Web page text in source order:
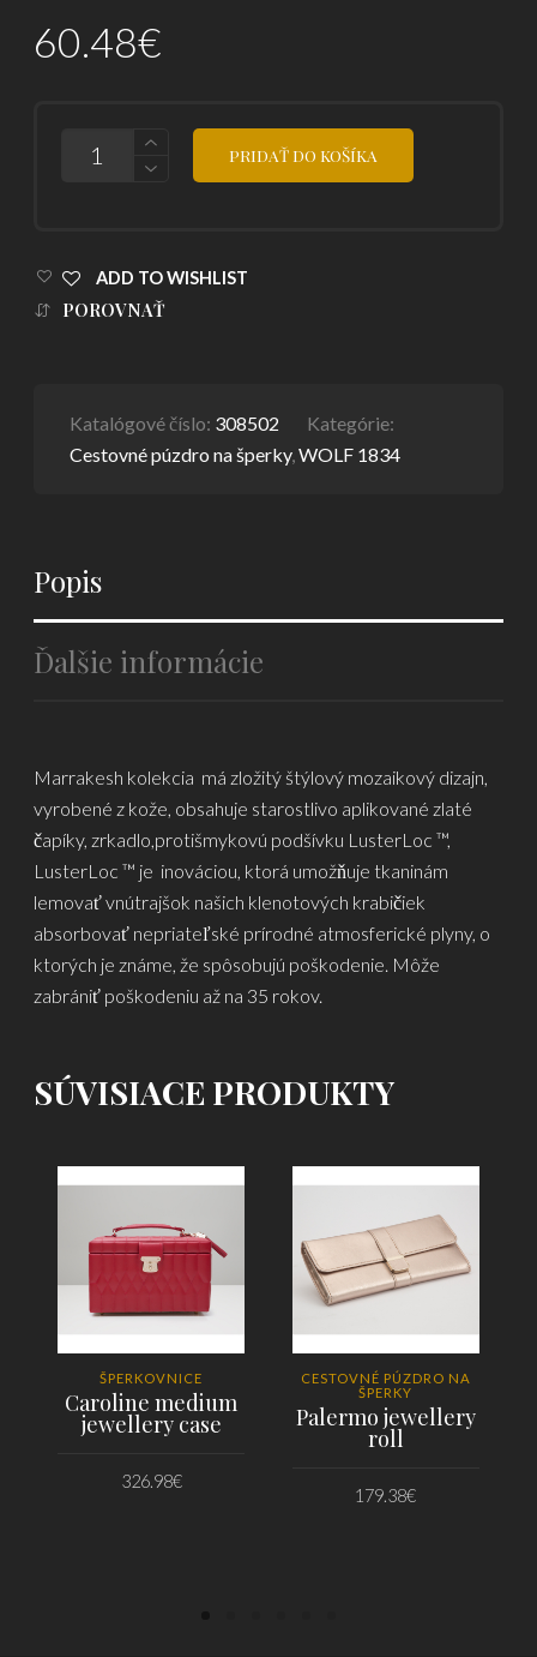
60.48€
PRIDAŤ DO KOŠÍKA
ADD TO WISHLIST
POROVNAŤ
Katalógové číslo: 308502
Kategórie:
Cestovné púzdro na šperky,WOLF 1834
Popis
Ďalšie informácie
Marrakesh kolekcia má zložitý štýlový mozaikový dizajn,
vyrobené z kože, obsahuje starostlivo aplikované zlaté
čapíky, zrkadlo,protišmykovú podšívku LusterLoc ™,
LusterLoc ™ je inováciou, ktorá umožňuje tkaninám
lemovať vnútrajšok našich klenotových krabičiek
absorbovať nepriateľské prírodné atmosferické plyny, o
ktorých je známe, že spôsobujú poškodenie. Môže
zabrániť poškodeniu až na 35 rokov.
SÚVISIACE PRODUKTY
ŠPERKOVNICE
Caroline medium
jewellery case
326.98€
CESTOVNÉ PÚZDRO NA
ŠPERKY
Palermo jewellery
roll
179.38€